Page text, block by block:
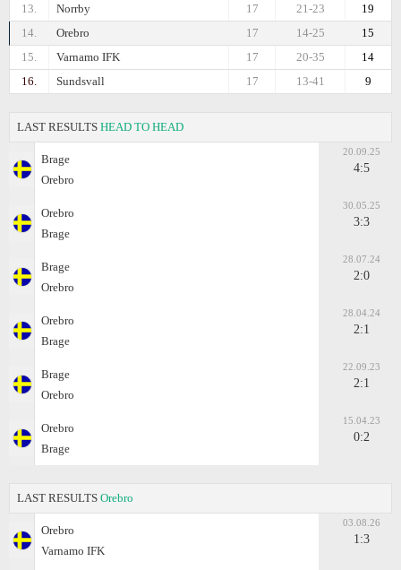
13.
Norrby 19
21-23
17
14.
Orebro 15
14-25
17
15.
Varnamo IFK 14
20-35
17
16.
Sundsvall 9
13-41
17
LAST RESULTS HEAD TO HEAD
Brage
Orebro
20.09.25
4:5
Orebro
Brage
30.05.25
3:3
Brage
Orebro
28.07.24
2:0
Orebro
Brage
28.04.24
2:1
Brage
Orebro
22.09.23
2:1
Orebro
Brage
15.04.23
0:2
LAST RESULTS Orebro
Orebro
Varnamo IFK
03.08.26
1:3